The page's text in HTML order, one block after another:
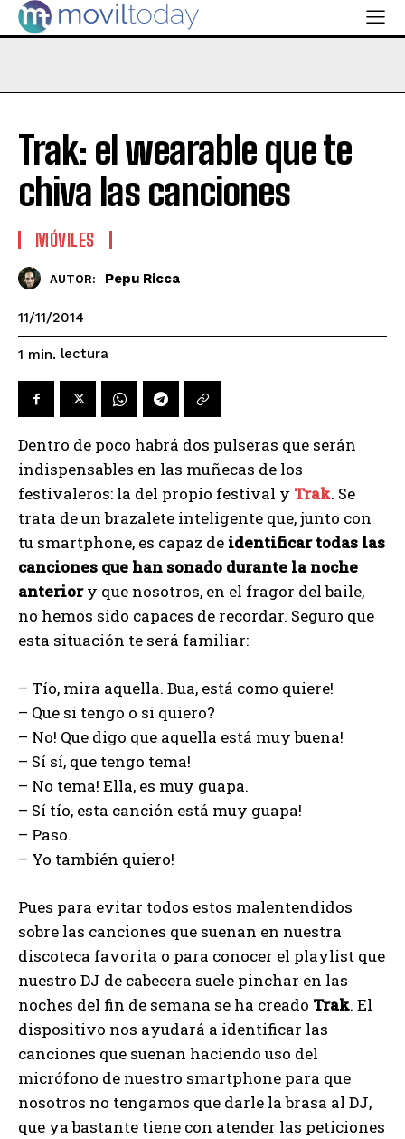
Trak: el wearable que te
chiva las canciones
MÓVILES
AUTOR: Pepu Ricca
11/11/2014
1 min. lectura
Dentro de poco habrá dos pulseras que serán
indispensables en las muñecas de los
festivaleros: la del propio festival y Trak. Se
trata de un brazalete inteligente que, junto con
tu smartphone, es capaz de identificar todas las
canciones que han sonado durante la noche
anteriory que nosotros, en el fragor del baile,
no hemos sido capaces de recordar. Seguro que
esta situación te será familiar:
– Tío, mira aquella. Bua, está como quiere!
– Que si tengo o si quiero?
– No! Que digo que aquella está muy buena!
– Sí sí, que tengo tema!
– No tema! Ella, es muy guapa.
– Sí tío, esta canción está muy guapa!
– Paso.
– Yo también quiero!
Pues para evitar todos estos malentendidos
sobre las canciones que suenan en nuestra
discoteca favorita o para conocer el playlist que
nuestro DJ de cabecera suele pinchar en las
noches del fin de semana se ha creado Trak. El
dispositivo nos ayudará a identificar las
canciones que suenan haciendo uso del
micrófono de nuestro smartphone para que
nosotros no tengamos que darle la brasa al DJ,
que ya bastante tiene con atender las peticiones